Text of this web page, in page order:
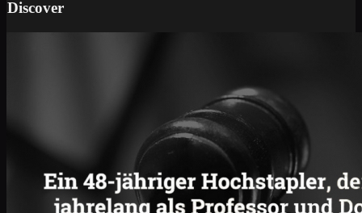
Discover